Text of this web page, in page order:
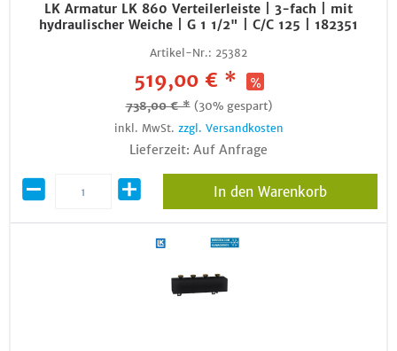
LK Armatur LK 860 Verteilerleiste | 3-fach | mit
hydraulischer Weiche | G 1 1/2" | C/C 125 | 182351
Artikel-Nr.: 25382
519,00 € *
738,00 € * (30% gespart)
inkl. MwSt. zzgl. Versandkosten
Lieferzeit: Auf Anfrage
In den Warenkorb